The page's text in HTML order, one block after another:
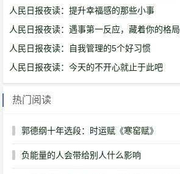
人民日报夜读：提升幸福感的那些小事
人民日报夜读：遇事第一反应，藏着你的格局
人民日报夜读：自我管理的5个好习惯
人民日报夜读：今天的不开心就止于此吧
热门阅读
郭德纲十年选段：时运赋《寒窑赋》
负能量的人会带给别人什么影响